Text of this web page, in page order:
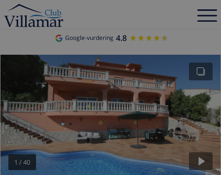
Google-vurdering 4.8 ★★★★★
★★★★★
1 /40